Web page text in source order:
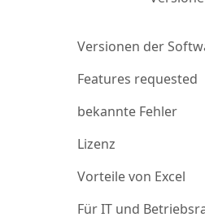
Versionen der
Features requested
bekannte Fehler
Lizenz
Vorteile von Excel
Für IT und